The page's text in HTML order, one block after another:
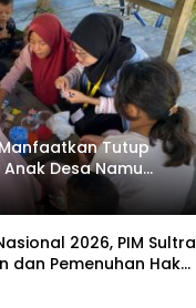
Tutup
Desa Namu
Bernilai Ekonomi
2026, PIM Sultra
dan Pemenuhan Hak